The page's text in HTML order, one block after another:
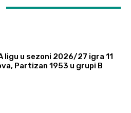
ligu u sezoni 2026/27 igra 11
Partizan 1953 u grupi B